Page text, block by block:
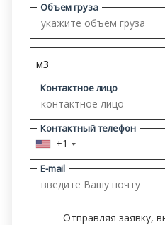
Объем груза
м3
Контактное лицо
Контактный телефон
+1
E-mail
Отправляя заявку,